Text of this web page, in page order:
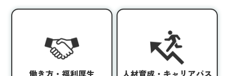
働き方・福利厚生 人材育成・キャリアパス